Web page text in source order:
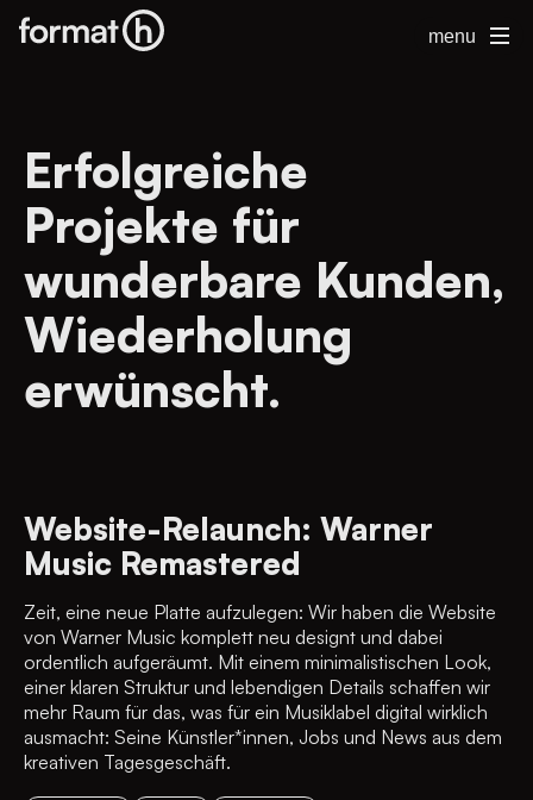
menu
Erfolgreiche
Projekte für
wunderbare Kunden,
Wiederholung
erwünscht.
Website-Relaunch: Warner
Music Remastered
Zeit, eine neue Platte aufzulegen: Wir haben die Website
von Warner Music komplett neu designt und dabei
ordentlich aufgeräumt. Mit einem minimalistischen Look,
einer klaren Struktur und lebendigen Details schaffen wir
mehr Raum für das, was für ein Musiklabel digital wirklich
ausmacht: Seine Künstler*innen, Jobs und News aus dem
kreativen Tagesgeschäft.